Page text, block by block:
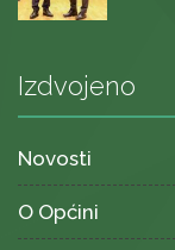
Izdvojeno
Novosti
O Općini